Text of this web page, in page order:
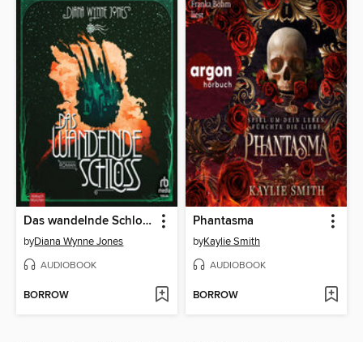
Das wandelnde Schloss
byDiana Wynne Jones
AUDIOBOOK
BORROW
Phantasma
byKaylie Smith
AUDIOBOOK
BORROW